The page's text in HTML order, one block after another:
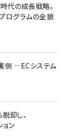
代の成長戦略。
グラムの全貌
側 ―ECシステム
却し、
ン